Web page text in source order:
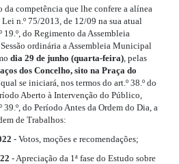
da competência que lhe confere a alínea
Lei n.º 75/2013, de 12/09 na sua atual
19.º, do Regimento da Assembleia
ordinária a Assembleia Municipal
dia 29 de junho (quarta-feira) , pelas
dos Concelho, sito na Praça do
se iniciará, nos termos do art.º 38.º do
Aberto à Intervenção do Público,
39.º, do Período Antes da Ordem do Dia, a
de Trabalhos:
- Votos, moções e recomendações;
- Apreciação da 1ª fase do Estudo sobre